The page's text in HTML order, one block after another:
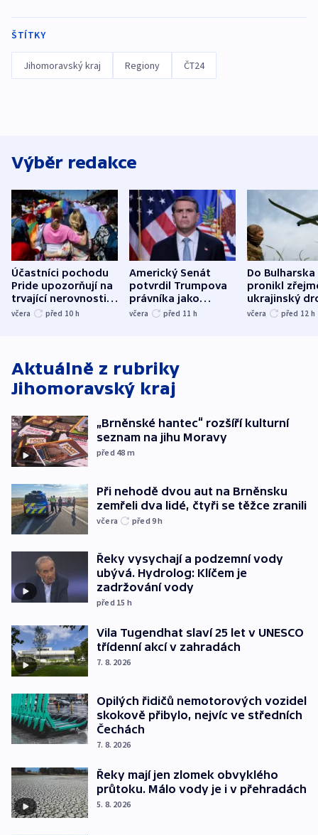
ŠTÍTKY
Jihomoravský kraj Regiony ČT24
Výběr redakce
Účastníci pochodu
Pride upozorňují na
trvající nerovnosti i
společenskou
včera před 10 h
Americký Senát
potvrdil Trumpova
právníka jako
ministra
včera před 11 h
Do Bulharska
pronikl
ukrajinský
explodoval
včera před 12 h
Aktuálně z rubriky
Jihomoravský kraj
„Brněnské hantec“ rozšíří kulturní
seznam na jihu Moravy
před 48 m
Při nehodě dvou aut na Brněnsku
zemřeli dva lidé, čtyři se těžce zranili
včera před 9h
Řeky vysychají a podzemní vody
ubývá. Hydrolog: Klíčem je
zadržování vody
před 15 h
Vila Tugendhat slaví 25 let v UNESCO
třídenní akcí v zahradách
7. 8. 2026
Opilých řidičů nemotorových vozidel
skokově přibylo, nejvíc ve středních
Čechách
7. 8. 2026
Řeky mají jen zlomek obvyklého
průtoku. Málo vody je i v přehradách
5. 8. 2026